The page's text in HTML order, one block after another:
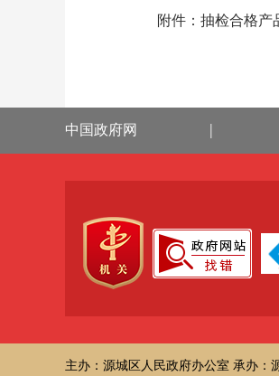
附件：抽检合格产
中国政府网 |
主办：源城区人民政府办公室 承办：